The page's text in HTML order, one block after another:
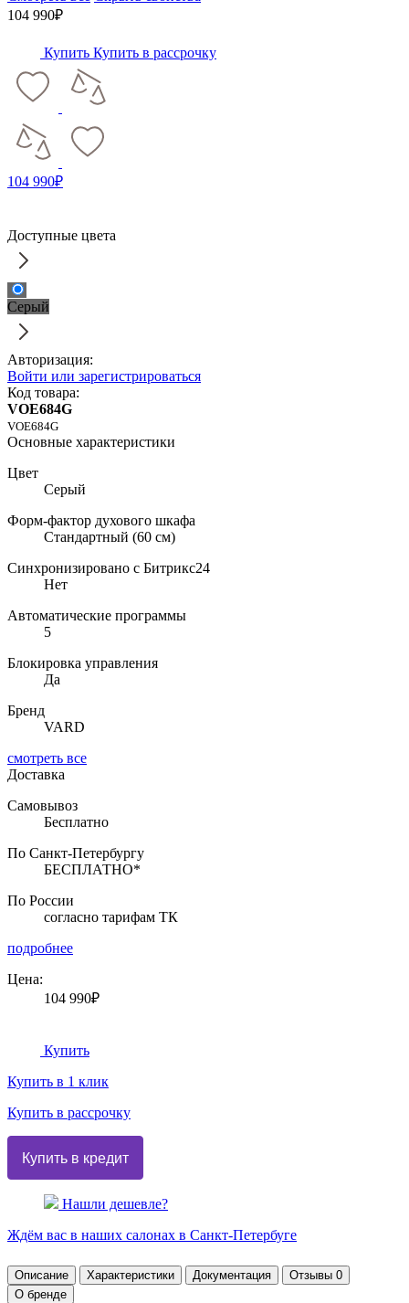
104 990₽
Купить Купить в рассрочку
104 990₽
Доступные цвета
Серый
Авторизация:
Войти или зарегистрироваться
Код товара:
VOE684G
VOE684G
Основные характеристики
Цвет
Серый
Форм-фактор духового шкафа
Стандартный (60 см)
Синхронизировано с Битрикс24
Нет
Автоматические программы
5
Блокировка управления
Да
Бренд
VARD
смотреть все
Доставка
Самовывоз
Бесплатно
По Санкт-Петербургу
БЕСПЛАТНО*
По России
согласно тарифам ТК
подробнее
Цена:
104 990₽
Купить
Купить в 1 клик
Купить в рассрочку
Нашли дешевле?
Ждём вас в наших салонах в Санкт-Петербуге
Описание Характеристики Документация Отзывы 0
О бренде